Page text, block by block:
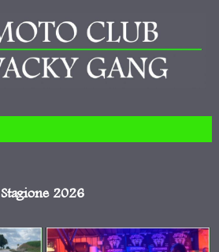
Salta al contenuto
Stagione 2026